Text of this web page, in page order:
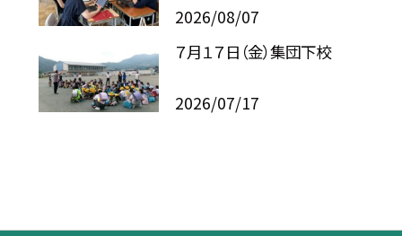
2026/08/07
７月１７日（金）集団下校
2026/07/17